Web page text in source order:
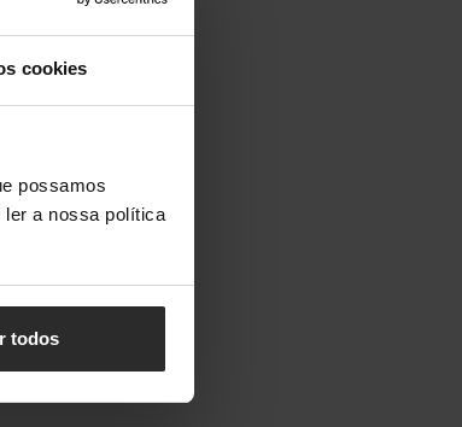
cookies
possamos
ler a nossa política
todos